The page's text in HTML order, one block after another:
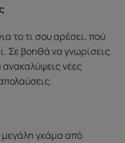
το τι σου αρέσει, πού
Σε βοηθά να γνωρίσεις
νέες
μεγάλη γκάμα από